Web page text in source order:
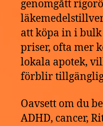
genomgått
att köpa in i
priser, ofta mer
lokala apotek,
förblir
Oavsett om du
ADHD, cancer,